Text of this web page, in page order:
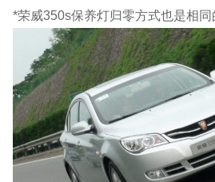
*荣威350s保养灯归零方式也是相同